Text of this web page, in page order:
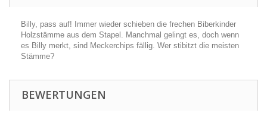
Billy, pass auf! Immer wieder schieben die frechen Biberkinder
Holzstämme aus dem Stapel. Manchmal gelingt es, doch wenn
es Billy merkt, sind Meckerchips fällig. Wer stibitzt die meisten
Stämme?
BEWERTUNGEN